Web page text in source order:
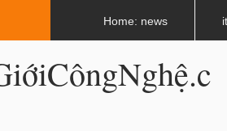
Home: news